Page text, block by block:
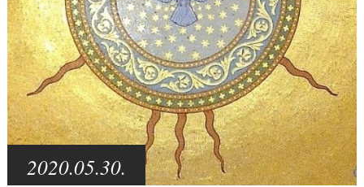
2020.05.30.